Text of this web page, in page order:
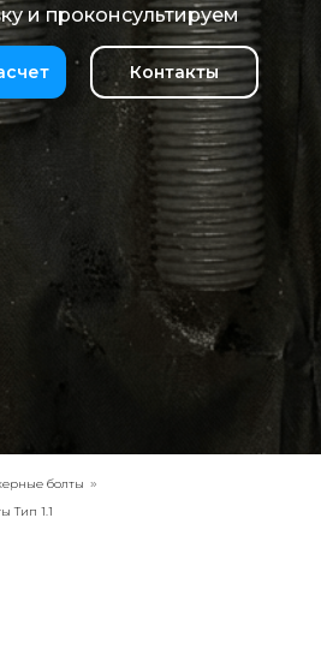
и проконсультируем
Контакты
болты »
Тип 1.1